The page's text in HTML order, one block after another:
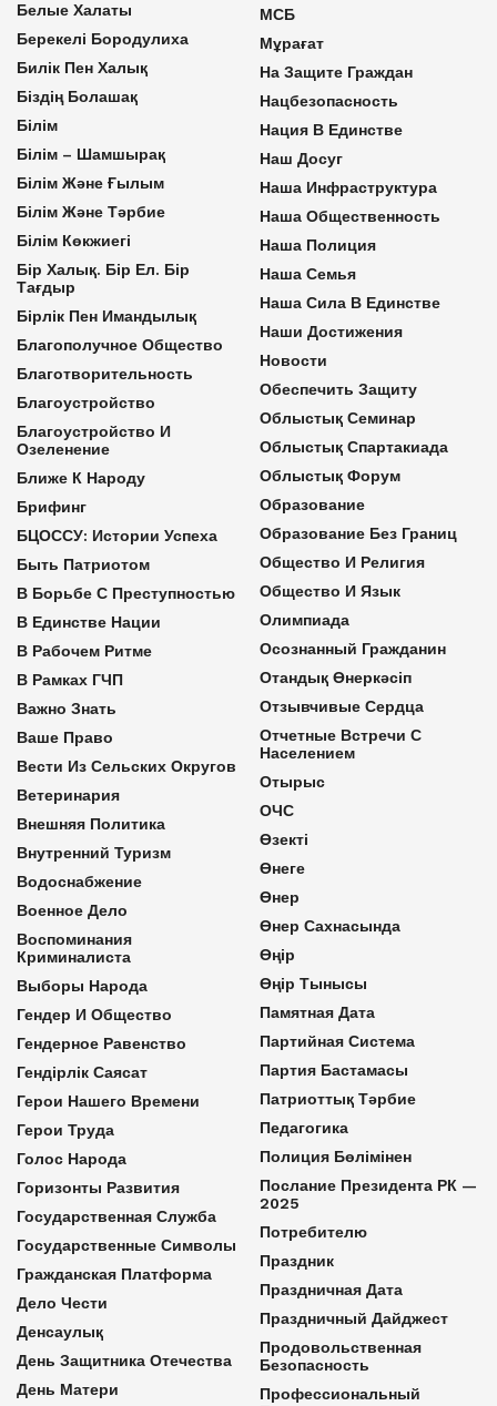
Белые Халаты
Берекелі Бородулиха
Билік Пен Халық
Біздің Болашақ
Білім
Білім – Шамшырақ
Білім Және Ғылым
Білім Және Тәрбие
Білім Көкжиегі
Бір Халық. Бір Ел. Бір
Тағдыр
Бірлік Пен Имандылық
Благополучное Общество
Благотворительность
Благоустройство
Благоустройство И
Озеленение
Ближе К Народу
Брифинг
БЦОССУ: Истории Успеха
Быть Патриотом
В Борьбе С Преступностью
В Единстве Нации
В Рабочем Ритме
В Рамках ГЧП
Важно Знать
Ваше Право
Вести Из Сельских Округов
Ветеринария
Внешняя Политика
Внутренний Туризм
Водоснабжение
Военное Дело
Воспоминания
Криминалиста
Выборы Народа
Гендер И Общество
Гендерное Равенство
Гендірлік Саясат
Герои Нашего Времени
Герои Труда
Голос Народа
Горизонты Развития
Государственная Служба
Государственные Символы
Гражданская Платформа
Дело Чести
Денсаулық
День Защитника Отечества
День Матери
МСБ
Мұрағат
На Защите Граждан
Нацбезопасность
Нация В Единстве
Наш Досуг
Наша Инфраструктура
Наша Общественность
Наша Полиция
Наша Семья
Наша Сила В Единстве
Наши Достижения
Новости
Обеспечить Защиту
Облыстық Семинар
Облыстық Спартакиада
Облыстық Форум
Образование
Образование Без Границ
Общество И Религия
Общество И Язык
Олимпиада
Осознанный Гражданин
Отандық Өнеркәсіп
Отзывчивые Сердца
Отчетные Встречи С
Населением
Отырыс
ОЧС
Өзекті
Өнеге
Өнер
Өнер Сахнасында
Өңір
Өңір Тынысы
Памятная Дата
Партийная Система
Партия Бастамасы
Патриоттық Тәрбие
Педагогика
Полиция Бөлімінен
Послание Президента РК —
2025
Потребителю
Праздник
Праздничная Дата
Праздничный Дайджест
Продовольственная
Безопасность
Профессиональный